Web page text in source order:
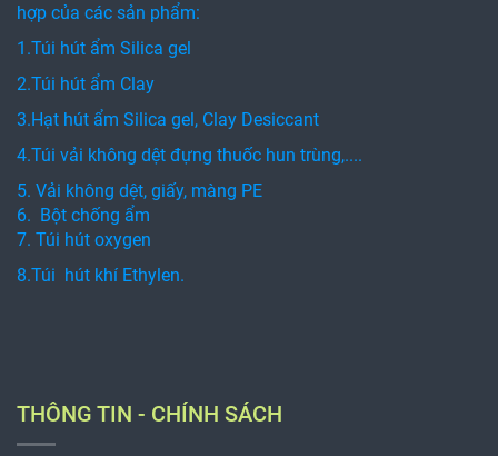
hợp của các sản phẩm:
1.Túi hút ẩm Silica gel
2.Túi hút ẩm Clay
3.Hạt hút ẩm Silica gel, Clay Desiccant
4.Túi vải không dệt đựng thuốc hun trùng,....
5. Vải không dệt, giấy, màng PE
6. Bột chống ẩm
7. Túi hút oxygen
8.Túi hút khí Ethylen.
THÔNG TIN - CHÍNH SÁCH